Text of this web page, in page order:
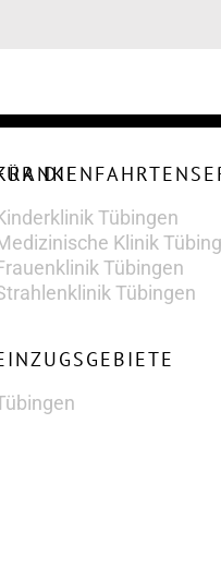
FÜR DIE
Tübingen
Klinik
Tübingen
Tübingen